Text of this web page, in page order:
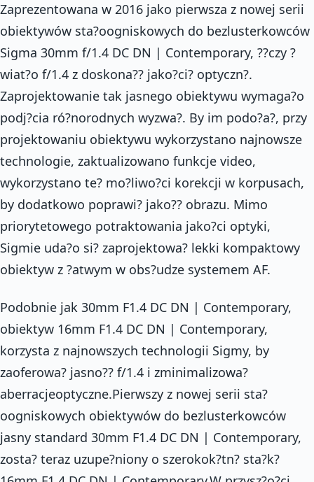
Zaprezentowana w 2016 jako pierwsza z nowej serii
obiektywów sta?oogniskowych do bezlusterkowców
Sigma 30mm f/1.4 DC DN | Contemporary, ??czy ?
wiat?o f/1.4 z doskona?? jako?ci? optyczn?.
Zaprojektowanie tak jasnego obiektywu wymaga?o
podj?cia ró?norodnych wyzwa?. By im podo?a?, przy
projektowaniu obiektywu wykorzystano najnowsze
technologie, zaktualizowano funkcje video,
wykorzystano te? mo?liwo?ci korekcji w korpusach,
by dodatkowo poprawi? jako?? obrazu. Mimo
priorytetowego potraktowania jako?ci optyki,
Sigmie uda?o si? zaprojektowa? lekki kompaktowy
obiektyw z ?atwym w obs?udze systemem AF.
Podobnie jak 30mm F1.4 DC DN | Contemporary,
obiektyw 16mm F1.4 DC DN | Contemporary,
korzysta z najnowszych technologii Sigmy, by
zaoferowa? jasno?? f/1.4 i zminimalizowa?
aberracjeoptyczne.Pierwszy z nowej serii sta?
oogniskowych obiektywów do bezlusterkowców
jasny standard 30mm F1.4 DC DN | Contemporary,
zosta? teraz uzupe?niony o szerokok?tn? sta?k?